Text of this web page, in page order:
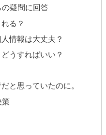
疑問に回答
る？
情報は大丈夫？
うすればいい？
と思っていたのに。
策